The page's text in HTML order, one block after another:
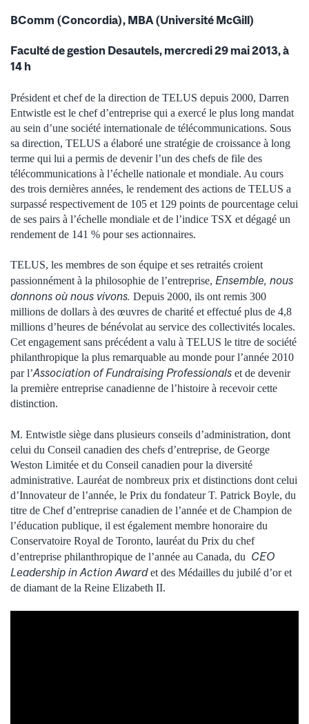
BComm (Concordia), MBA (Université McGill)
Faculté de gestion Desautels, mercredi 29 mai 2013, à
14 h
Président et chef de la direction de TELUS depuis 2000, Darren
Entwistle est le chef d’entreprise qui a exercé le plus long mandat
au sein d’une société internationale de télécommunications. Sous
sa direction, TELUS a élaboré une stratégie de croissance à long
terme qui lui a permis de devenir l’un des chefs de file des
télécommunications à l’échelle nationale et mondiale. Au cours
des trois dernières années, le rendement des actions de TELUS a
surpassé respectivement de 105 et 129 points de pourcentage celui
de ses pairs à l’échelle mondiale et de l’indice TSX et dégagé un
rendement de 141 % pour ses actionnaires.
TELUS, les membres de son équipe et ses retraités croient
passionnément à la philosophie de l’entreprise, Ensemble, nous
donnons où nous vivons. Depuis 2000, ils ont remis 300
millions de dollars à des œuvres de charité et effectué plus de 4,8
millions d’heures de bénévolat au service des collectivités locales.
Cet engagement sans précédent a valu à TELUS le titre de société
philanthropique la plus remarquable au monde pour l’année 2010
par l’Association of Fundraising Professionals et de devenir
la première entreprise canadienne de l’histoire à recevoir cette
distinction.
M. Entwistle siège dans plusieurs conseils d’administration, dont
celui du Conseil canadien des chefs d’entreprise, de George
Weston Limitée et du Conseil canadien pour la diversité
administrative. Lauréat de nombreux prix et distinctions dont celui
d’Innovateur de l’année, le Prix du fondateur T. Patrick Boyle, du
titre de Chef d’entreprise canadien de l’année et de Champion de
l’éducation publique, il est également membre honoraire du
Conservatoire Royal de Toronto, lauréat du Prix du chef
d’entreprise philanthropique de l’année au Canada, du CEO
Leadership in Action Awardet des Médailles du jubilé d’or et
de diamant de la Reine Elizabeth II.